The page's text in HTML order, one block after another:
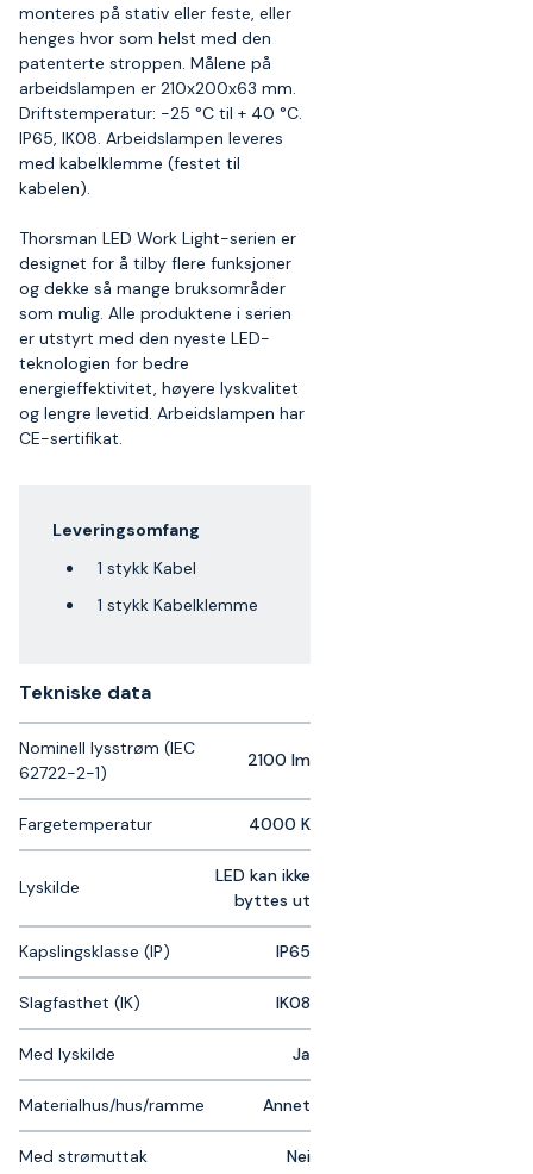
monteres på stativ eller feste, eller
henges hvor som helst med den
patenterte stroppen. Målene på
arbeidslampen er 210x200x63 mm.
Driftstemperatur: -25 °C til + 40 °C.
IP65, IK08. Arbeidslampen leveres
med kabelklemme (festet til
kabelen).
Thorsman LED Work Light-serien er
designet for å tilby flere funksjoner
og dekke så mange bruksområder
som mulig. Alle produktene i serien
er utstyrt med den nyeste LED-
teknologien for bedre
energieffektivitet, høyere lyskvalitet
og lengre levetid. Arbeidslampen har
CE-sertifikat.
Leveringsomfang
1 stykk Kabel
1 stykk Kabelklemme
Tekniske data​
Nominell lysstrøm (IEC
62722-2-1)
2100 lm
Fargetemperatur 4000 K
Lyskilde
LED kan ikke
byttes ut
Kapslingsklasse (IP) IP65
Slagfasthet (IK) IK08
Med lyskilde Ja
Materialhus/hus/ramme Annet
Med strømuttak Nei